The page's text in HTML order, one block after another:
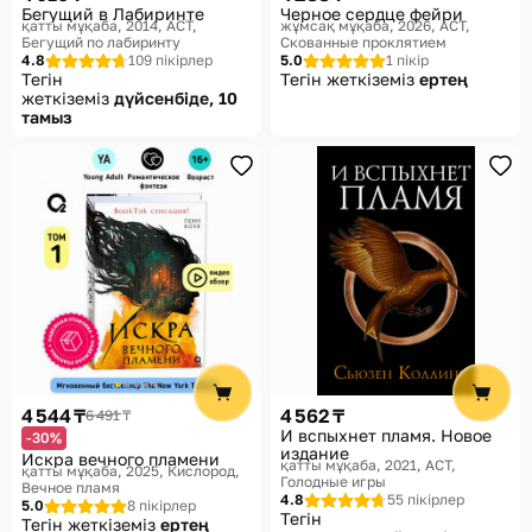
Бегущий в Лабиринте
қатты мұқаба, 2014 АСТ,
Бегущий по лабиринту
4.8
109 пікірлер
Тегін
жеткіземіз дүйсенбіде, 10
тамыз
Черное сердце фейри
жұмсақ мұқаба, 2026 АСТ,
Скованные проклятием
5.0
1 пікір
Тегін жеткіземіз ертең
4 544 ₸6 491 ₸
-30%
Искра вечного пламени
қатты мұқаба, 2025 Кислород,
Вечное пламя
5.0
8 пікірлер
Тегін жеткіземіз ертең
4 562 ₸
И вспыхнет пламя. Новое
издание
қатты мұқаба, 2021 АСТ,
Голодные игры
4.8
55 пікірлер
Тегін